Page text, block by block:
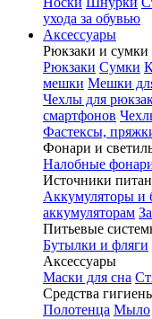
ухода за обувью
Аксессуары
Рюкзаки и сумки
Рюкзаки Сумки
мешки Мешки
Чехлы для
смартфонов
Фастексы,
Фонари и
Налобные
Источники
Аккумуляторы и
аккумуляторам
Питьевые
Бутылки и фляги
Аксессуары
Маски для сна
Средства
Полотенца Мыло